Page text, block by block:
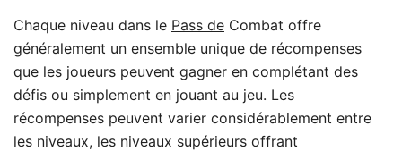
Chaque niveau dans le Pass de Combat offre
généralement un ensemble unique de récompenses
que les joueurs peuvent gagner en complétant des
défis ou simplement en jouant au jeu. Les
récompenses peuvent varier considérablement entre
les niveaux, les niveaux supérieurs offrant